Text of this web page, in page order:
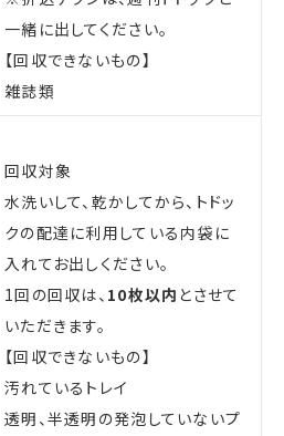
一緒に出してください。
【回収できないもの】
雑誌類
回収対象
水洗いして、乾かしてから、トドッ
クの配達に利用している内袋に
入れてお出しください。
1回の回収は、 10枚以内 とさせて
いただきます。
【回収できないもの】
汚れているトレイ
透明、半透明の発泡していないプ